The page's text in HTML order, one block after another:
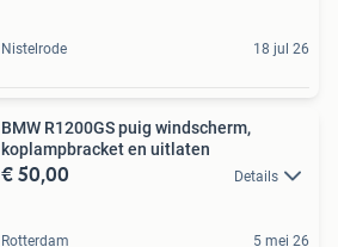
Nistelrode 18 jul 26
BMW R1200GS puig windscherm,
koplampbracket en uitlaten
€ 50,00 Details
Rotterdam 5 mei 26